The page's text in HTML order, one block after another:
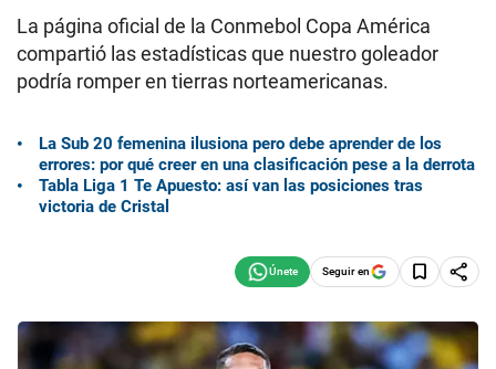
La página oficial de la Conmebol Copa América
compartió las estadísticas que nuestro goleador
podría romper en tierras norteamericanas.
La Sub 20 femenina ilusiona pero debe aprender de los
errores: por qué creer en una clasificación pese a la derrota
Tabla Liga 1 Te Apuesto: así van las posiciones tras
victoria de Cristal
Seguir en